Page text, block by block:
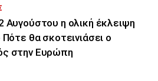
Αυγούστου η ολική έκλειψη
Πότε θα σκοτεινιάσει ο
στην Ευρώπη